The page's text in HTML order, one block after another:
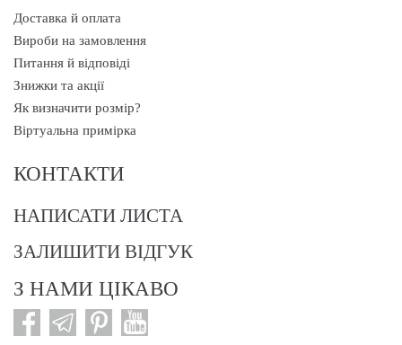
Доставка й оплата
Вироби на замовлення
Питання й відповіді
Знижки та акції
Як визначити розмір?
Віртуальна примірка
КОНТАКТИ
НАПИСАТИ ЛИСТА
ЗАЛИШИТИ ВІДГУК
З НАМИ ЦІКАВО